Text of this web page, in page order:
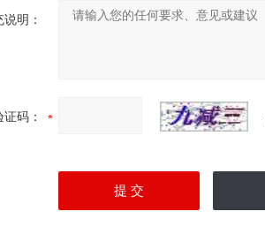
明：
证码：